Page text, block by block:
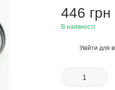
446 грн
В наявності
Увійти для